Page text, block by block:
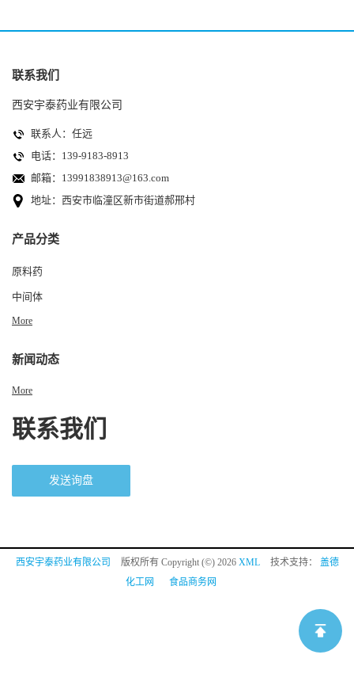
联系我们
西安宇泰药业有限公司
联系人：任远
电话：139-9183-8913
邮箱： 13991838913@163.com
地址：西安市临潼区新市街道郝邢村
产品分类
原料药
中间体
More
新闻动态
More
联系我们
发送询盘
西安宇泰药业有限公司 版权所有 Copyright (©) 2026 XML 技术支持： 盖德
化工网
食品商务网